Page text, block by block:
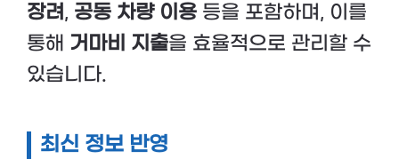
장려, 공동 차량 이용 등을 포함하며, 이를
통해 거마비 지출을 효율적으로 관리할 수
있습니다.
최신 정보 반영